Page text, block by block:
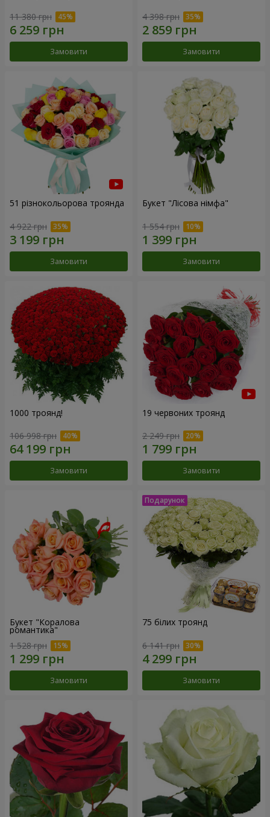
11 380 грн
Замовити
4 398 грн
Замовити
51 різнокольорова троянда
4 922 грн
Замовити
Букет "Лісова німфа"
1 554 грн
Замовити
1000 троянд!
106 998 грн
Замовити
19 червоних троянд
2 249 грн
Замовити
Букет "Коралова
романтика"
1 528 грн
Замовити
75 білих троянд
6 141 грн
Замовити